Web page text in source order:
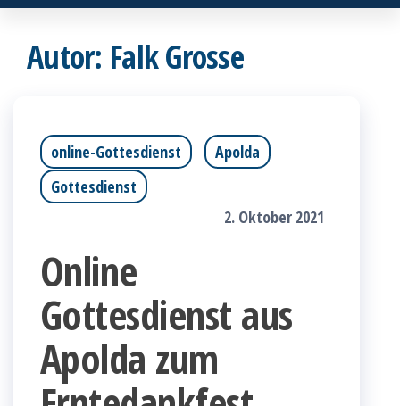
Autor: Falk Grosse
online-Gottesdienst
Apolda
Gottesdienst
2. Oktober 2021
Online
Gottesdienst aus
Apolda zum